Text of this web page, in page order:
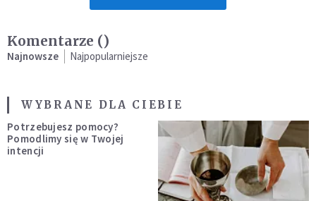
Komentarze ()
Najnowsze Najpopularniejsze
WYBRANE DLA CIEBIE
Potrzebujesz pomocy?
Pomodlimy się w Twojej
intencji